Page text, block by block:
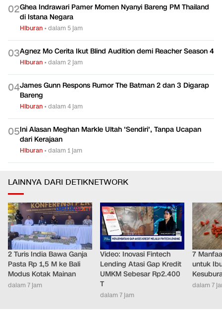
02Ghea Indrawari Pamer Momen Nyanyi Bareng PM Thailand
di Istana Negara
Hiburan •dalam 5 jam
03Agnez Mo Cerita Ikut Blind Audition demi Reacher Season 4
Hiburan •dalam 2 jam
04James Gunn Respons Rumor The Batman 2 dan 3 Digarap
Bareng
Hiburan •dalam 4 jam
05Ini Alasan Meghan Markle Ultah 'Sendiri', Tanpa Ucapan
dari Kerajaan
Hiburan •dalam 1 jam
LAINNYA DARI DETIKNETWORK
2 Turis India Bawa Ganja
Pasta Rp 1,5 M ke Bali
Modus Kotak Mainan
dalam 7 jam
Video: Inovasi Fintech
Lending Atasi Gap Kredit
UMKM Sebesar Rp2.400
T
dalam 7 jam
7
untuk
dalam 7